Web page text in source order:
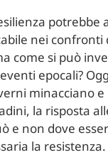
potrebbe
nei confronti
come si può
epocali?
minacciano
la risposta
e non dove
la resistenza.